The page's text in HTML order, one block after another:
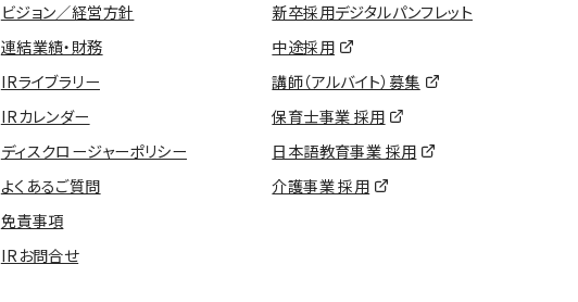
ビジョン／経営方針
連結業績・財務
IRライブラリー
IRカレンダー
ディスクロージャーポリシー
よくあるご質問
免責事項
IRお問合せ
新卒採用デジタルパンフレット
中途採用
講師（アルバイト）募集
保育士事業 採用
日本語教育事業 採用
介護事業 採用